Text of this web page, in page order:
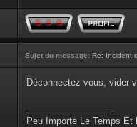
Sujet du message: Re: Incident
Déconnectez vous, vider
Peu Importe Le Temps Et